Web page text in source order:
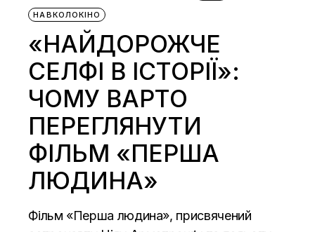
НАВКОЛОКІНО
«НАЙДОРОЖЧЕ
СЕЛФІ В ІСТОРІЇ»:
ЧОМУ ВАРТО
ПЕРЕГЛЯНУТИ
ФІЛЬМ «ПЕРША
ЛЮДИНА»
Фільм «Перша людина», присвячений